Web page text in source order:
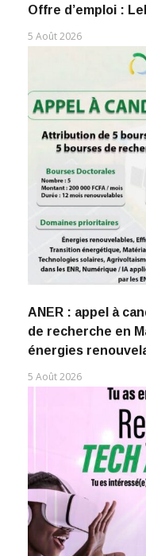
Offre d’emploi :
5 Août 2026
ANER : appel à
de recherche en
énergies
5 Août 2026